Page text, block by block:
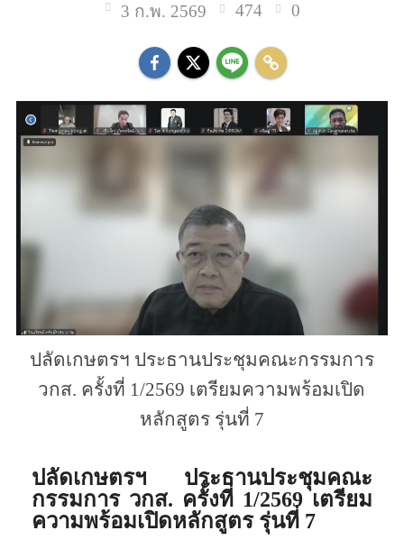
3 ก.พ. 2569 474 0
ปลัดเกษตรฯ ประธานประชุมคณะกรรมการ
วกส. ครั้งที่ 1/2569 เตรียมความพร้อมเปิด
หลักสูตร รุ่นที่ 7
ปลัดเกษตรฯ ประธานประชุมคณะ
กรรมการ วกส. ครั้งที่ 1/2569 เตรียม
ความพร้อมเปิดหลักสูตร รุ่นที่ 7